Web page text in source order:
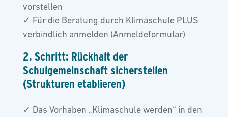
vorstellen
✓ Für die Beratung durch Klimaschule PLUS
verbindlich anmelden (Anmeldeformular)
2. Schritt: Rückhalt der
Schulgemeinschaft sicherstellen
(Strukturen etablieren)
✓ Das Vorhaben „Klimaschule werden“ in den